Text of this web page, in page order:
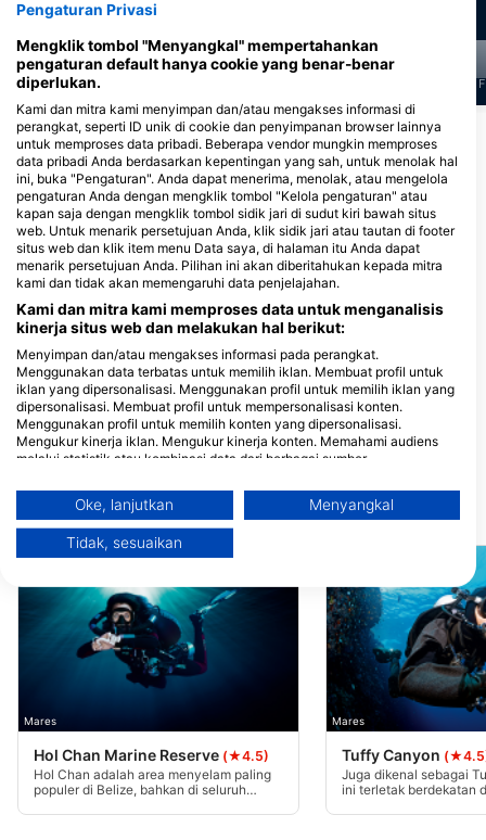
J F M A M F
Tampilkan Lebih Banyak Hewan
Pusat Penyelaman yang Melayani Situs
Selam Ini
Elite Adventures Belize, Ltd
1/2 Mile North, 0000 San Pedro,
Belize
Deep Blue Adventures Belize
Beach Front Boca del Rio, 00000
San Pedro Town, Belize
Situs penyelaman terdekat
Mares
Hol Chan Marine Reserve (★4.5)
Hol Chan adalah area menyelam paling
populer di Belize, bahkan di seluruh
pantai Ambergris Caye dan menawarkan
Mares
Tuffy Canyon
Juga dikenal sebagai
ini terletak berdekatan
populer. Terumbu
Pengaturan Privasi
Mengklik tombol "Menyangkal" mempertahankan
pengaturan default hanya cookie yang benar-benar
diperlukan.
Kami dan mitra kami menyimpan dan/atau mengakses informasi di
perangkat, seperti ID unik di cookie dan penyimpanan browser lainnya
untuk memproses data pribadi. Beberapa vendor mungkin memproses
data pribadi Anda berdasarkan kepentingan yang sah, untuk menolak hal
ini, buka "Pengaturan". Anda dapat menerima, menolak, atau mengelola
pengaturan Anda dengan mengklik tombol "Kelola pengaturan" atau
kapan saja dengan mengklik tombol sidik jari di sudut kiri bawah situs
web. Untuk menarik persetujuan Anda, klik sidik jari atau tautan di footer
situs web dan klik item menu Data saya, di halaman itu Anda dapat
menarik persetujuan Anda. Pilihan ini akan diberitahukan kepada mitra
kami dan tidak akan memengaruhi data penjelajahan.
Kami dan mitra kami memproses data untuk menganalisis
kinerja situs web dan melakukan hal berikut:
Menyimpan dan/atau mengakses informasi pada perangkat.
Menggunakan data terbatas untuk memilih iklan. Membuat profil untuk
iklan yang dipersonalisasi. Menggunakan profil untuk memilih iklan yang
dipersonalisasi. Membuat profil untuk mempersonalisasi konten.
Menggunakan profil untuk memilih konten yang dipersonalisasi.
Mengukur kinerja iklan. Mengukur kinerja konten. Memahami audiens
melalui statistik atau kombinasi data dari berbagai sumber.
terbatas untuk memilih konten.
Informasi tambahan mengenai penggunaan data oleh Google dapat
ditemukan di sini: https://business.safety.google/privacy/
Data dapat dibagikan ke luar Uni Eropa dan dikirim ke AS.
web/aplikasi ini.
Lihat Daftar Mitra (1 Vendor IAB)
Kami menggunakan data Anda untuk tujuan berikut:
Tujuan pemrosesan IAB:
Store and/or access information on a device
Use limited data to select advertising
Create profiles for personalised advertising
Oke, lanjutkan Menyangkal
Tidak, sesuaikan